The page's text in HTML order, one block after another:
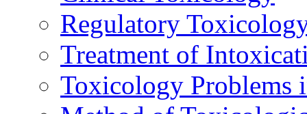
Regulatory
Treatment of
Toxicology Problems